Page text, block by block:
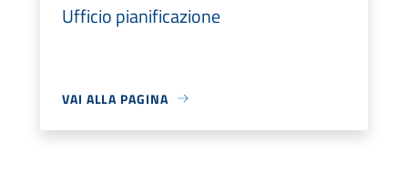
Ufficio pianificazione
VAI ALLA PAGINA